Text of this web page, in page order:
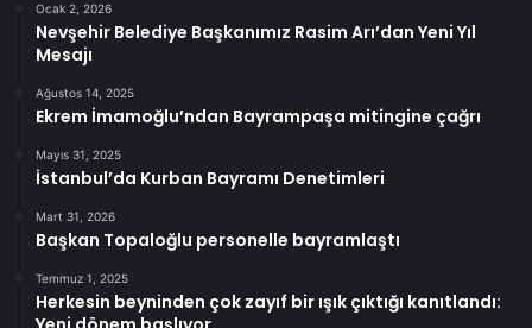
Ocak 2, 2026
Nevşehir Belediye Başkanımız Rasim Arı’dan Yeni Yıl
Mesajı
Ağustos 14, 2025
Ekrem İmamoğlu’ndan Bayrampaşa mitingine çağrı
Mayıs 31, 2025
İstanbul’da Kurban Bayramı Denetimleri
Mart 31, 2026
Başkan Topaloğlu personelle bayramlaştı
Temmuz 1, 2025
Herkesin beyninden çok zayıf bir ışık çıktığı kanıtlandı: